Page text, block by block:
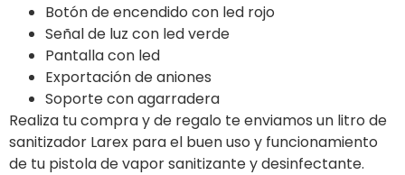
Botón de encendido con led rojo
Señal de luz con led verde
Pantalla con led
Exportación de aniones
Soporte con agarradera
Realiza tu compra y de regalo te enviamos un litro de
sanitizador Larex para el buen uso y funcionamiento
de tu pistola de vapor sanitizante y desinfectante.